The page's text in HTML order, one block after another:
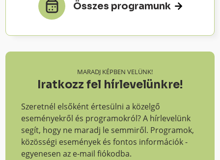
Összes programunk
MARADJ KÉPBEN VELÜNK!
Iratkozz fel hírlevelünkre!
Szeretnél elsőként értesülni a közelgő
eseményekről és programokról? A hírlevelünk
segít, hogy ne maradj le semmiről. Programok,
közösségi események és fontos információk -
egyenesen az e-mail fiókodba.